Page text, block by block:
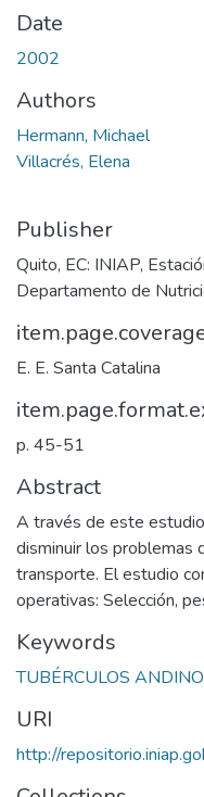
Date
2002
Authors
Hermann, Michael
Villacrés, Elena
Publisher
Quito, EC: INIAP,
Departamento de
E. E. Santa Catalina
p. 45-51
Abstract
A través de este
disminuir los problemas
transporte. El estudio
operativas: Selección,
Keywords
TUBÉRCULOS
URI
http://